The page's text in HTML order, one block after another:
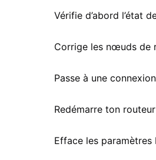
Redémarre ton routeur